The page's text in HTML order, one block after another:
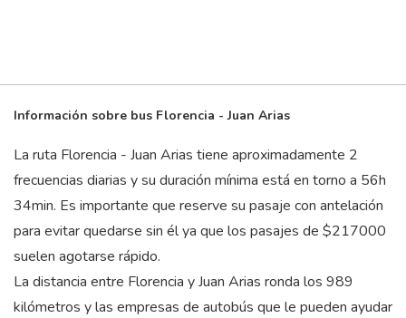
Información sobre bus Florencia - Juan Arias
La ruta Florencia - Juan Arias tiene aproximadamente 2
frecuencias diarias y su duración mínima está en torno a 56h
34min. Es importante que reserve su pasaje con antelación
para evitar quedarse sin él ya que los pasajes de $217000
suelen agotarse rápido.
La distancia entre Florencia y Juan Arias ronda los 989
kilómetros y las empresas de autobús que le pueden ayudar